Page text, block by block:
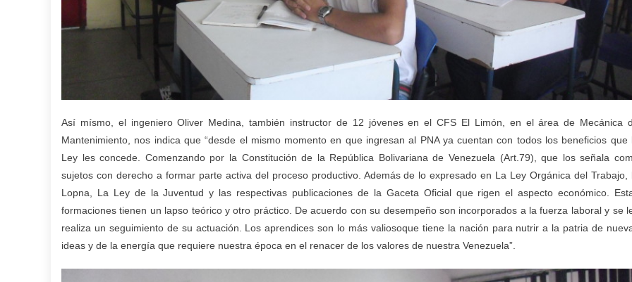
Así mísmo, el ingeniero Oliver Medina, también instructor de 12 jóvenes en el CFS El Limón, en el área de Mecánica
Mantenimiento, nos indica que “desde el mismo momento en que ingresan al PNA ya cuentan con todos los beneficios que
Ley les concede. Comenzando por la Constitución de la República Bolivariana de Venezuela (Art.79), que los señala
sujetos con derecho a formar parte activa del proceso productivo. Además de lo expresado en La Ley Orgánica del Trabajo,
Lopna, La Ley de la Juventud y las respectivas publicaciones de la Gaceta Oficial que rigen el aspecto económico.
formaciones tienen un lapso teórico y otro práctico. De acuerdo con su desempeño son incorporados a la fuerza laboral y se
realiza un seguimiento de su actuación. Los aprendices son lo más valiosoque tiene la nación para nutrir a la patria de
ideas y de la energía que requiere nuestra época en el renacer de los valores de nuestra Venezuela”.